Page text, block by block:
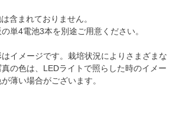
含まれておりません。
単4電池3本を別途ご用意ください。
イメージです。栽培状況によりさまざまな
の色は、LEDライトで照らした時のイメー
薄い場合がございます。